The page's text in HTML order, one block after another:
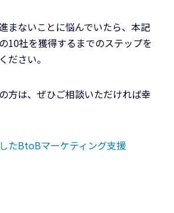
まないことに悩んでいたら、本記
10社を獲得するまでのステップを
ださい。
方は、ぜひご相談いただければ幸
たBtoBマーケティング支援